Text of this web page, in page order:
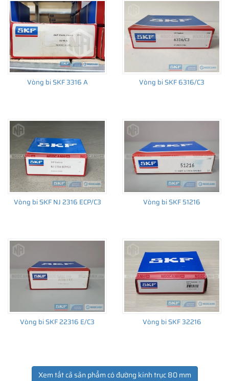
trường thay thế sau đó.
Giá bán và nơi bán Phớt chắn dầu SKF chính hãng uy
tín
Để có báo giá Phớt 80X115X12 HMSA10 RG tốt nhất, hãy liên hệ
Distributor
Vòng bi SKF 3316 A Vòng bi SKF 6316/C3
Vòng bi SKF NJ 2316 ECP/C3 Vòng bi SKF 51216
Vòng bi SKF 22316 E/C3 Vòng bi SKF 32216
Xem tất cả sản phẩm có đường kính trục 80 mm